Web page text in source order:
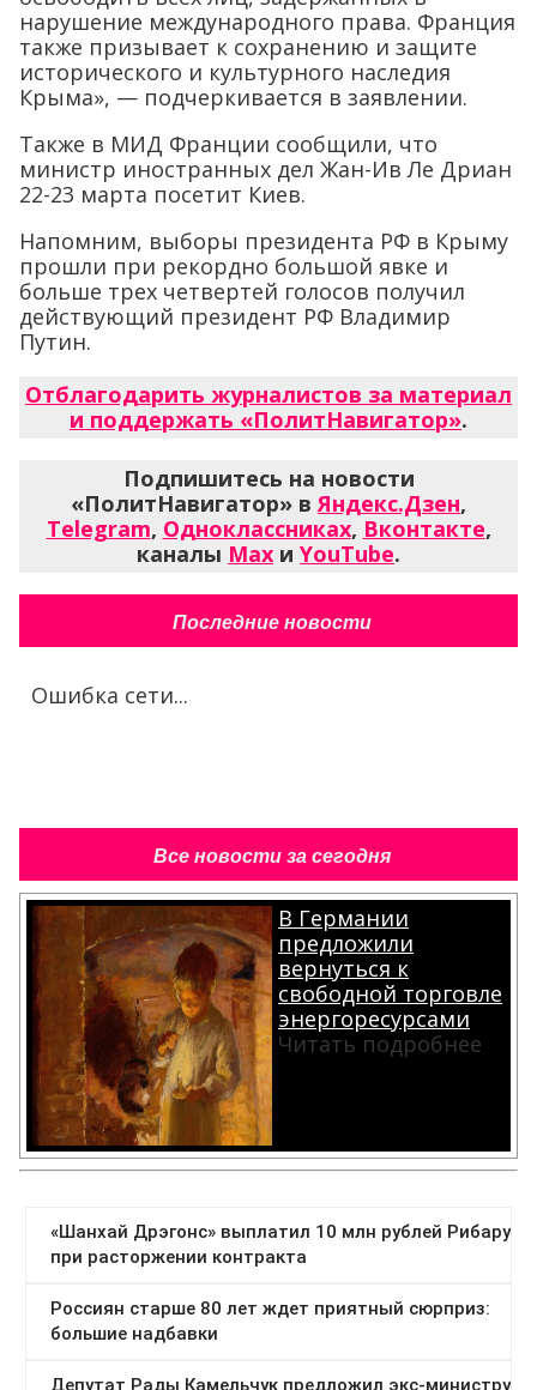
Также в МИД Франции сообщили, что
министр иностранных дел Жан-Ив Ле Дриан
22-23 марта посетит Киев.
прошли при рекордно большой явке и
больше трех четвертей голосов получил
действующий президент РФ Владимир
Путин.
Отблагодарить журналистов за материал
и поддержать «ПолитНавигатор».
«ПолитНавигатор» вЯндекс.Дзен,
Telegram,Одноклассниках,Вконтакте,
каналыMaxиYouTube.
Последние новости
предложили
вернуться к
свободной торговле
энергоресурсами
Читать подробнее